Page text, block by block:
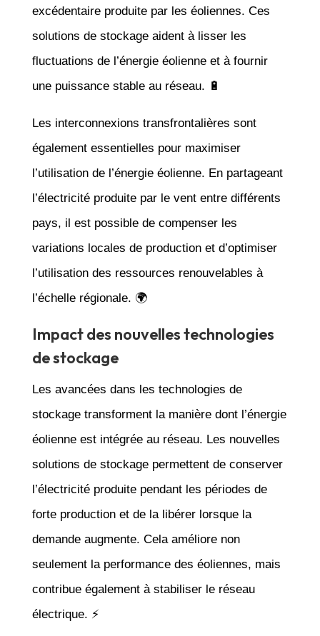
excédentaire produite par les éoliennes. Ces
solutions de stockage aident à lisser les
fluctuations de l’énergie éolienne et à fournir
une puissance stable au réseau. 🔋
Les interconnexions transfrontalières sont
également essentielles pour maximiser
l’utilisation de l’énergie éolienne. En partageant
l’électricité produite par le vent entre différents
pays, il est possible de compenser les
variations locales de production et d’optimiser
l’utilisation des ressources renouvelables à
l’échelle régionale. 🌍
Impact des nouvelles technologies
de stockage
Les avancées dans les technologies de
stockage transforment la manière dont l’énergie
éolienne est intégrée au réseau. Les nouvelles
solutions de stockage permettent de conserver
l’électricité produite pendant les périodes de
forte production et de la libérer lorsque la
demande augmente. Cela améliore non
seulement la performance des éoliennes, mais
contribue également à stabiliser le réseau
électrique. ⚡